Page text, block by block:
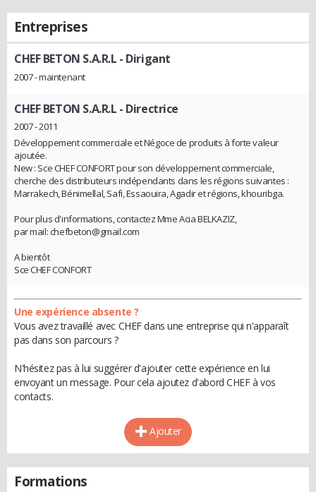
Entreprises
CHEF BETON S.A.R.L - Dirigant
2007 - maintenant
CHEF BETON S.A.R.L - Directrice
2007 - 2011
Développement commerciale et Négoce de produits à forte valeur
ajoutée.
New : Sce CHEF CONFORT pour son développement commerciale,
cherche des distributeurs indépendants dans les régions suivantes :
Marrakech, Bénimellal, Safi, Essaouira, Agadir et régions, khouribga.
Pour plus d'informations, contactez Mme Acia BELKAZIZ,
par mail: chefbeton@gmail.com
A bientôt
Sce CHEF CONFORT
Une expérience absente ?
Vous avez travaillé avec CHEF dans une entreprise qui n'apparaît
pas dans son parcours ?
N'hésitez pas à lui suggérer d'ajouter cette expérience en lui
envoyant un message. Pour cela ajoutez d'abord CHEF à vos
contacts.
Ajouter
Formations